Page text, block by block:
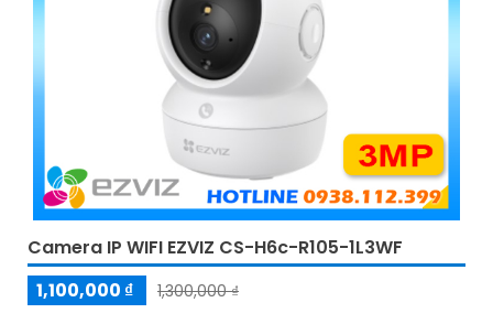
Camera IP WIFI EZVIZ CS-H6c-R105-1L3WF
1,100,000 ₫
1,300,000 ₫